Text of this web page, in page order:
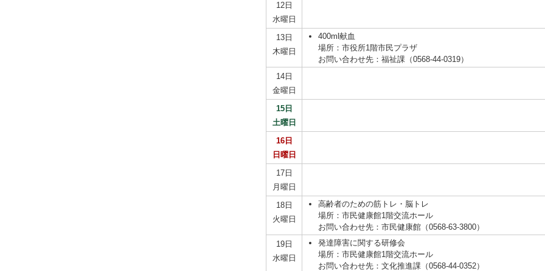
12日
水曜日
13日
木曜日
400ml献血
場所：市役所1階市民プラザ
お問い合わせ先：福祉課（0568-44-0319）
14日
金曜日
15日
土曜日
16日
日曜日
17日
月曜日
18日
火曜日
高齢者のための筋トレ・脳トレ
場所：市民健康館1階交流ホール
お問い合わせ先：市民健康館（0568-63-3800）
19日
水曜日
発達障害に関する研修会
場所：市民健康館1階交流ホール
お問い合わせ先：文化推進課（0568-44-0352）